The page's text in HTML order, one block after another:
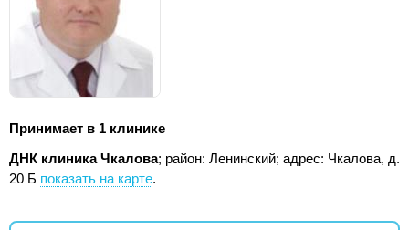
Принимает в 1 клинике
ДНК клиника Чкалова; район: Ленинский; адрес: Чкалова, д.
20 Б показать на карте.